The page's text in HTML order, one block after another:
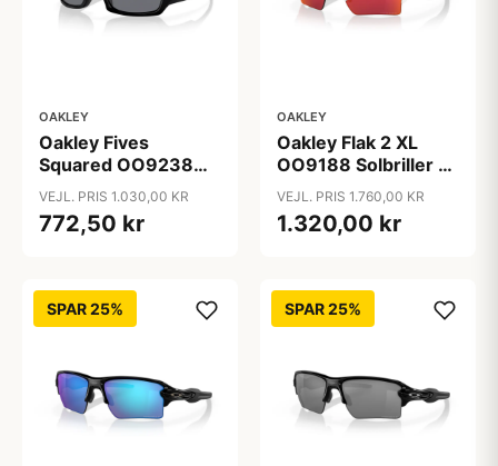
OAKLEY
Oakley Fives
Squared OO9238
Solbriller -
Firkantede Sort
VEJL. PRIS 1.030,00 KR
772,50 kr
OAKLEY
Oakley Flak 2 XL
OO9188 Solbriller -
Firkantede Hvid
Spejlede Linser
VEJL. PRIS 1.760,00 KR
1.320,00 kr
SPAR 25% SPAR 25%